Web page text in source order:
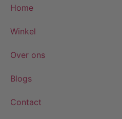
Home
Winkel
Over ons
Blogs
Contact